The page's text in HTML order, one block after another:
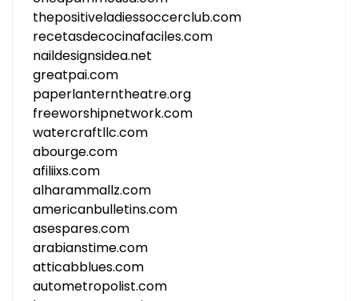
thepositiveladiessoccerclub.com
recetasdecocinafaciles.com
naildesignsidea.net
greatpai.com
paperlanterntheatre.org
freeworshipnetwork.com
watercraftllc.com
abourge.com
afiliixs.com
alharammallz.com
americanbulletins.com
asespares.com
arabianstime.com
atticabblues.com
autometropolist.com